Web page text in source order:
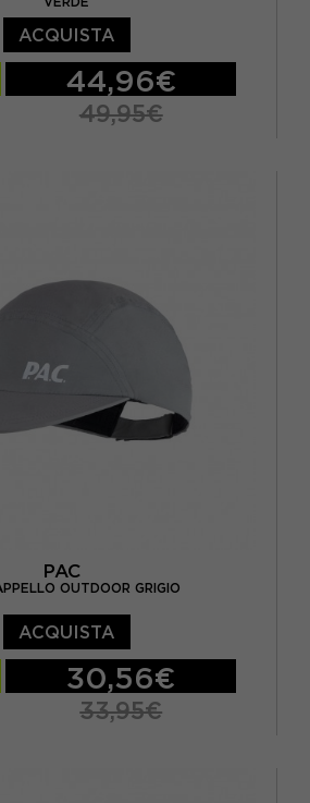
ACQUISTA
44,96€
49,95€
PAC
OUTDOOR GRIGIO
ACQUISTA
30,56€
33,95€